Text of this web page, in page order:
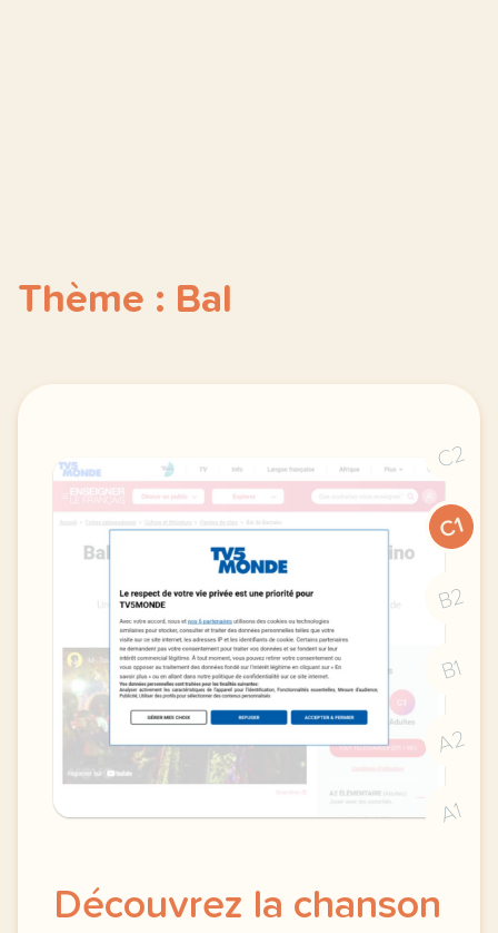
Thème : Bal
C2
C1
B2
B1
A2
A1
Découvrez la chanson